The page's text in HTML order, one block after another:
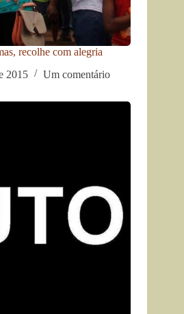
recolhe com alegria
2015
Um comentário